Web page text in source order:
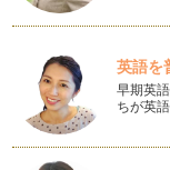
手作り総菜パンで
スーパーやパン屋
ールなどの総菜パ
乳アレルギーでも
ッシュ
乳アレルギーの場
クを作っている方
英語を
早期英
ちが英